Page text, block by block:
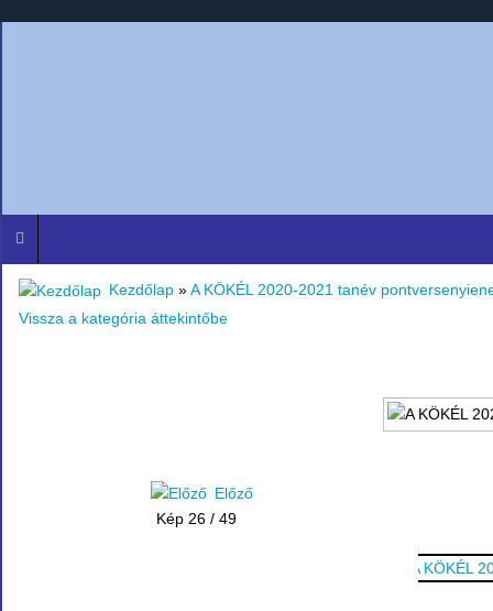
Kezdőlap »A KÖKÉL 2020-2021 tanév
Vissza a kategória áttekintőbe
Előző
Kép 26 / 49